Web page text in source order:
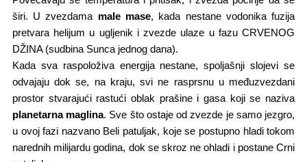
širi. U zvezdama male mase, kada nestane vodonika fuzija
pretvara helijum u ugljenik i zvezde ulaze​ u fazu CRVENOG
DŽINA​ (sudbina Sunca jednog dana). ​
Kada sva raspoloživa energija nestane, spoljašnji slojevi se
odvajaju dok se, na kraju, svi ne rasprsnu u međuzvezdani
prostor stvarajući rastući oblak prašine i gasa koji se naziva
planetarna maglina. Sve što ostaje od zvezde je samo jezgro,
u ovoj fazi nazvano Beli patuljak,​ koje se postupno hladi tokom
narednih milijardu godina, dok se skroz ne ohladi​ i postane Crni